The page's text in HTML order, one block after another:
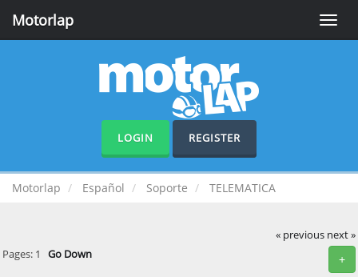
Toggle
Motorlap
LOGIN REGISTER
Motorlap Español Soporte TELEMATICA
« previous next »
+
Pages: 1 Go Down